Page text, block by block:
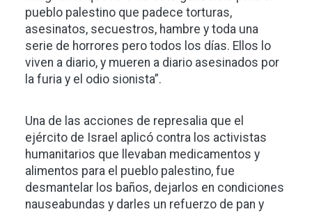
pueblo palestino que padece torturas,
asesinatos, secuestros, hambre y toda una
serie de horrores pero todos los días. Ellos lo
viven a diario, y mueren a diario asesinados por
la furia y el odio sionista”.
Una de las acciones de represalia que el
ejército de Israel aplicó contra los activistas
humanitarios que llevaban medicamentos y
alimentos para el pueblo palestino, fue
desmantelar los baños, dejarlos en condiciones
nauseabundas y darles un refuerzo de pan y